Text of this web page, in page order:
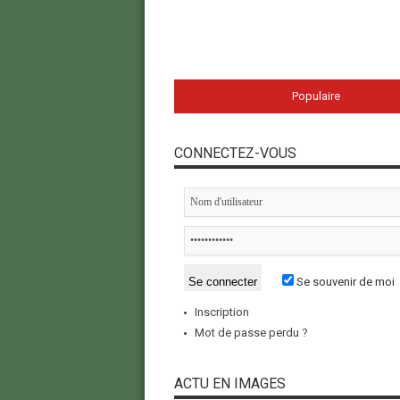
Populaire
CONNECTEZ-VOUS
Se souvenir de moi
Inscription
Mot de passe perdu ?
ACTU EN IMAGES